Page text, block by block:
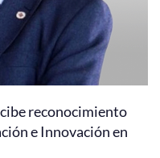
reconocimiento
e Innovación en